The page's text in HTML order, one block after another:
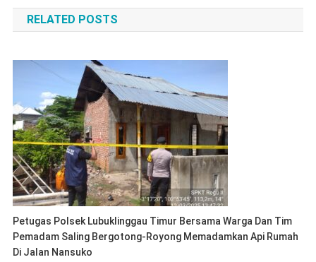
RELATED POSTS
Petugas Polsek Lubuklinggau Timur Bersama Warga Dan Tim
Pemadam Saling Bergotong-Royong Memadamkan Api Rumah
Di Jalan Nansuko